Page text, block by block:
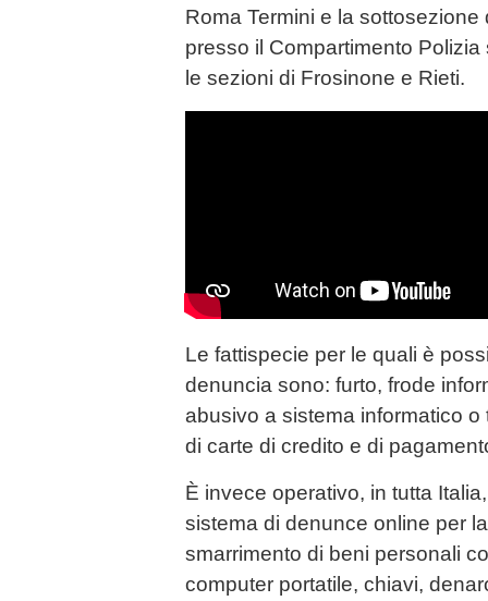
Roma Termini e la
presso il Compartimento
le sezioni di Frosinone e Rieti.
Le fattispecie per le quali è
denuncia sono: furto, frode
abusivo a sistema informatico
di carte di credito e di
È invece operativo, in tutta
sistema di denunce online per
smarrimento di beni personali
computer portatile, chiavi,